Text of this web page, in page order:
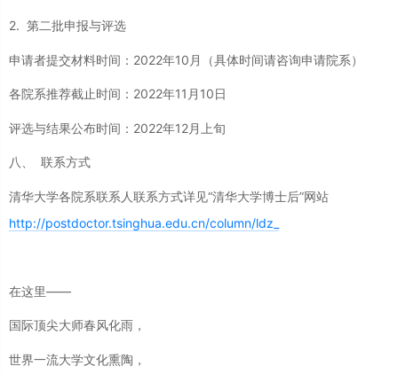
2. 第二批申报与评选
申请者提交材料时间：2022年10月（具体时间请咨询申请院系）
各院系推荐截止时间：2022年11月10日
评选与结果公布时间：2022年12月上旬
八、 联系方式
清华大学各院系联系人联系方式详见“清华大学博士后”网站
http://postdoctor.tsinghua.edu.cn/column/ldz_
在这里——
国际顶尖大师春风化雨，
世界一流大学文化熏陶，